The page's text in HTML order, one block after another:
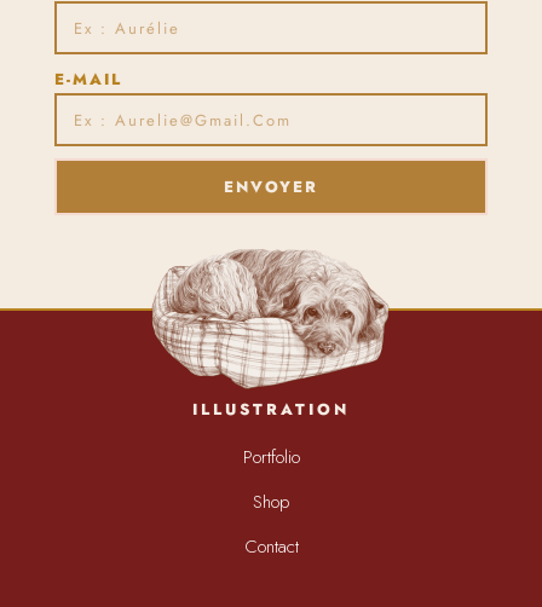
E-MAIL
ENVOYER
ILLUSTRATION
Portfolio
Shop
Contact